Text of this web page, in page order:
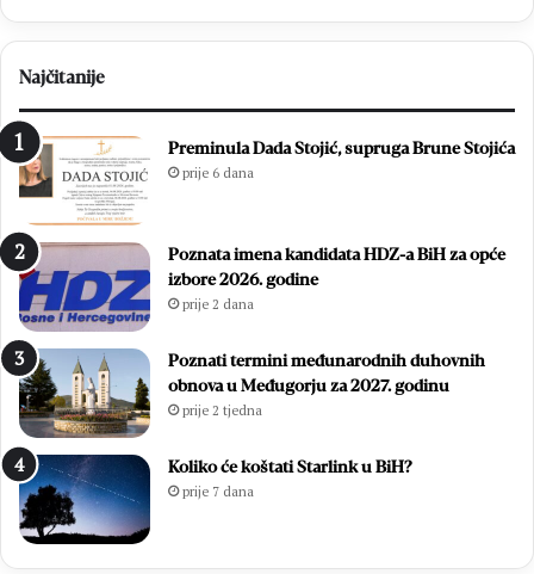
Najčitanije
Preminula Dada Stojić, supruga Brune Stojića
prije 6 dana
Poznata imena kandidata HDZ-a BiH za opće
izbore 2026. godine
prije 2 dana
Poznati termini međunarodnih duhovnih
obnova u Međugorju za 2027. godinu
prije 2 tjedna
Koliko će koštati Starlink u BiH?
prije 7 dana